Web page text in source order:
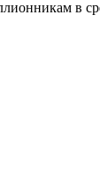
в